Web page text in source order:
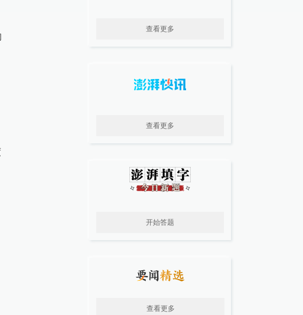
查看更多
查看更多
开始答题
查看更多